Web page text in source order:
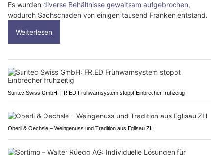
Es wurden diverse Behältnisse gewaltsam aufgebrochen,
wodurch Sachschaden von einigen tausend Franken entstand.
Weiterlesen
Suritec Swiss GmbH: FR.ED Frühwarnsystem stoppt Einbrecher frühzeitig
Oberli & Oechsle – Weingenuss und Tradition aus Eglisau ZH